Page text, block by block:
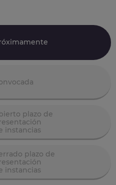
plazo de
instancias
plazo de
instancias